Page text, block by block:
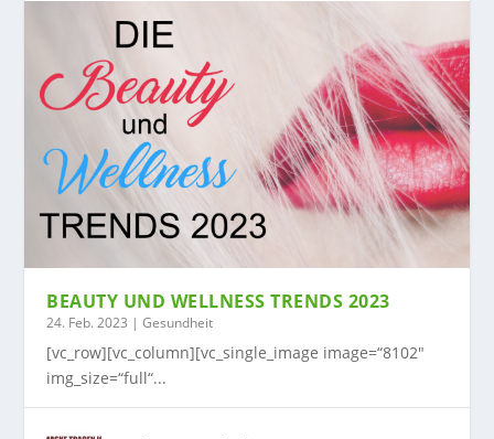
BEAUTY UND WELLNESS TRENDS 2023
24. Feb. 2023 |Gesundheit
[vc_row][vc_column][vc_single_image image=“8102″
img_size=“full“...